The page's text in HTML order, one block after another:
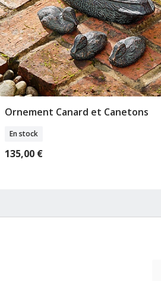
Ajouter Au Panier
Ornement Canard et Canetons
En stock
135,00 €